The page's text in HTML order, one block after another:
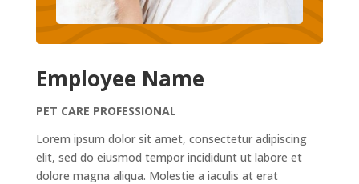
Employee Name
PET CARE PROFESSIONAL
Lorem ipsum dolor sit amet, consectetur adipiscing
elit, sed do eiusmod tempor incididunt ut labore et
dolore magna aliqua. Molestie a iaculis at erat